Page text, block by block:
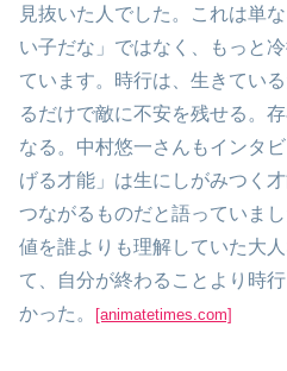
見抜いた人でした。これは単
い子だな」ではなく、もっと
ています。時行は、生きてい
るだけで敵に不安を残せる。
なる。中村悠一さんもインタ
げる才能」は生にしがみつく
つながるものだと語っていま
値を誰よりも理解していた大
て、自分が終わることより時
かった。
[animatetimes.com]